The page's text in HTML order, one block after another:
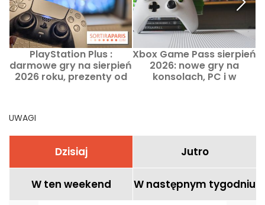
PlayStation Plus :
darmowe gry na sierpień
2026 roku, prezenty od
Xbox Game Pass sierpień
2026: nowe gry na
konsolach, PC i w
UWAGI
Dzisiaj Jutro
W ten weekend W następnym tygodniu